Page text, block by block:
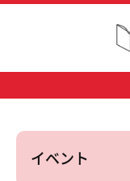
イベント